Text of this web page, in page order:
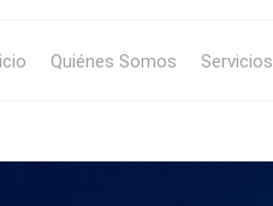
Quiénes Somos Servicios